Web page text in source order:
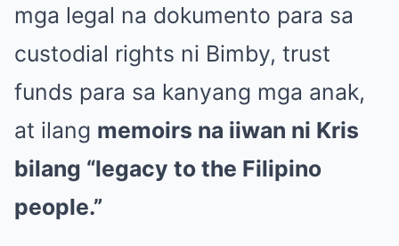
mga legal na dokumento para sa
custodial rights ni Bimby, trust
funds para sa kanyang mga anak,
at ilang memoirs na iiwan ni Kris
bilang “legacy to the Filipino
people.”